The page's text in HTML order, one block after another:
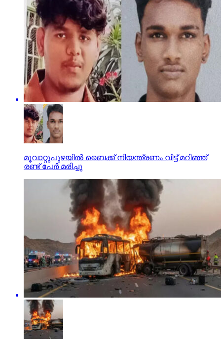
മൂവാറ്റുപുഴയില്‍ ബൈക്ക് നിയന്ത്രണം വിട്ട് മറിഞ്ഞ്
രണ്ട് പേര്‍ മരിച്ചു